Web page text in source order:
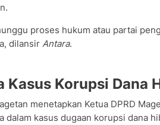
proses hukum atau partai
dilansir Antara.
Kasus Korupsi Dana
menetapkan Ketua DPRD
dalam kasus dugaan korupsi dana